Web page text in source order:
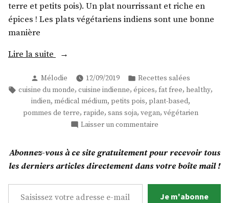
terre et petits pois). Un plat nourrissant et riche en
épices ! Les plats végétariens indiens sont une bonne
manière
Lire la suite
« Indien
:
L’Aloo
Matar
Publié
par
Mélodie 12/09/2019
Publié
dans
Recettes salées
Étiquettes :
cuisine du monde, cuisine indienne, épices, fat free, healthy,
indien, médical médium, petits pois, plant-based,
pommes de terre, rapide, sans soja, vegan, végétarien
Laisser un commentaire
:
L’Aloo
Abonnez-vous à ce site gratuitement pour recevoir tous
les derniers articles directement dans votre boîte mail !
Saisissez votre adresse e-mail…
Je m'abonne